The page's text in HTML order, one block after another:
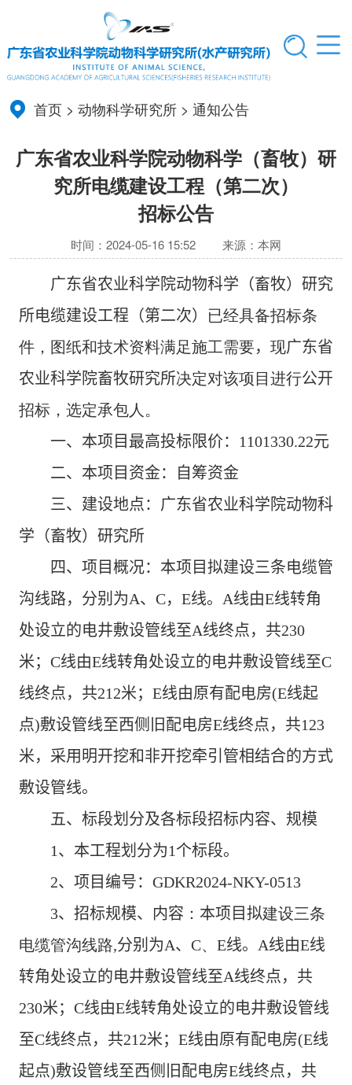
首页 >动物科学研究所 >通知公告
广东省农业科学院动物科学（畜牧）研
究所电缆建设工程（第二次）
招标公告
时间：2024-05-16 15:52 来源：本网
广东省农业科学院动物科学（畜牧）研究
所电缆建设工程（第二次） 已经具备招标条
件，图纸和技术资料满足施工需要， 现广东省
农业科学院畜牧研究所决定对该项目进行公开
招标，选定承包人。
一、 本项目 最高投标限价： 1101330.22元
二、 本项目资金：自筹资金
三、 建设地点： 广东省农业科学院动物科
学（畜牧） 研究所
四、 项目概况： 本项目拟建设三条电缆管
沟线路， 分别为A、 C， E线。 A线由E线转角
处设立的电井敷设管线至A线终点，共230
米； C线由E线转角处设立的电井敷设管线至C
线终点，共212米； E线由原有配电房(E线起
点)敷设管线至西侧旧配电房E线终点，共123
米， 采用明开挖和非开挖牵引管相结合的方式
敷设管线。
五、 标段划分及各标段招标内容、规模
1、本工程划分为1个标段。
2、项目编号： GDKR2024-NKY-0513
3、招标规模、内容 ： 本项目拟建设三条
电缆管沟线路,分别为A、 C、E线。 A线由E线
转角处设立的电井敷设管线至A线终点，共
230米； C线由E线转角处设立的电井敷设管线
至C线终点，共212米； E线由原有配电房(E线
起点)敷设管线至西侧旧配电房E线终点，共